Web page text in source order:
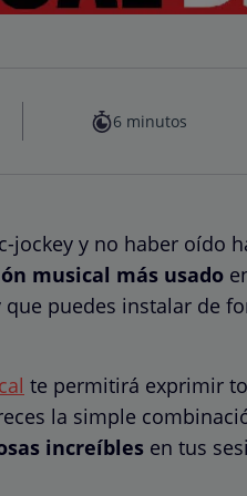
6 minutos
jockey y no haber oído
musical más usado
puedes instalar de
te permitirá exprimir
la simple
increíbles en tus